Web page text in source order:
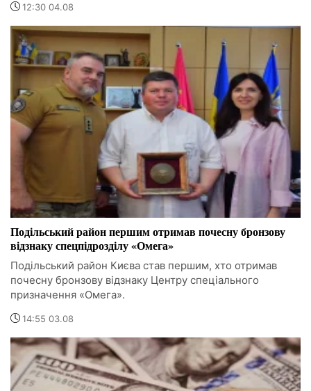
12:30 04.08
Подільський район першим отримав почесну бронзову
відзнаку спецпідрозділу «Омега»
Подільський район Києва став першим, хто отримав
почесну бронзову відзнаку Центру спеціального
призначення «Омега».
14:55 03.08